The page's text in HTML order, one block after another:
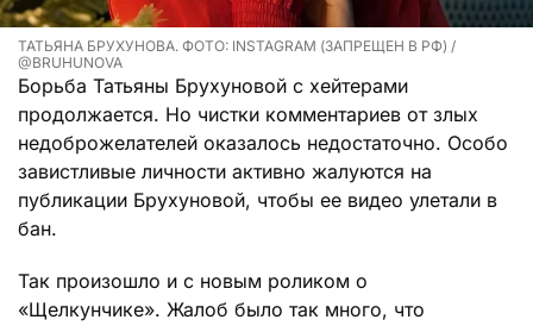
ТАТЬЯНА БРУХУНОВА. ФОТО: INSTAGRAM (ЗАПРЕЩЕН В РФ) /
@BRUHUNOVA
Борьба Татьяны Брухуновой с хейтерами
продолжается. Но чистки комментариев от злых
недоброжелателей оказалось недостаточно. Особо
завистливые личности активно жалуются на
публикации Брухуновой, чтобы ее видео улетали в
бан.
Так произошло и с новым роликом о
«Щелкунчике». Жалоб было так много, что